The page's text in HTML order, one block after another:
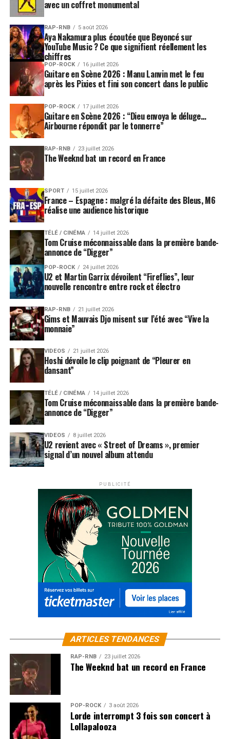
avec un coffret monumental
RAP-RNB 5 août 2026
Aya Nakamura plus écoutée que Beyoncé sur
YouTube Music ? Ce que signifient réellement les
chiffres
POP-ROCK 16 juillet 2026
Guitare en Scène 2026 : Manu Lanvin met le feu
après les Pixies et fini son concert dans le public
POP-ROCK 17 juillet 2026
Guitare en Scène 2026 : “Dieu envoya le déluge…
Airbourne répondit par le tonnerre”
RAP-RNB 23 juillet 2026
The Weeknd bat un record en France
SPORT 15 juillet 2026
France – Espagne : malgré la défaite des Bleus, M6
réalise une audience historique
TÉLÉ / CINÉMA 14 juillet 2026
Tom Cruise méconnaissable dans la première bande-
annonce de “Digger”
POP-ROCK 24 juillet 2026
U2 et Martin Garrix dévoilent “Fireflies”, leur
nouvelle rencontre entre rock et électro
RAP-RNB 21 juillet 2026
Gims et Mauvais Djo misent sur l’été avec “Vive la
monnaie”
VIDEOS 21 juillet 2026
Hoshi dévoile le clip poignant de “Pleurer en
dansant”
TÉLÉ / CINÉMA 14 juillet 2026
Tom Cruise méconnaissable dans la première bande-
annonce de “Digger”
VIDEOS 8 juillet 2026
U2 revient avec « Street of Dreams », premier
signal d’un nouvel album attendu
PUBLICITÉ
ARTICLES TENDANCES
RAP-RNB 23 juillet 2026
The Weeknd bat un record en France
POP-ROCK 3 août 2026
Lorde interrompt 3 fois son concert à
Lollapalooza